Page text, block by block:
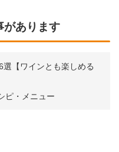
があります
【ワインとも楽しめる
ピ・メニュー